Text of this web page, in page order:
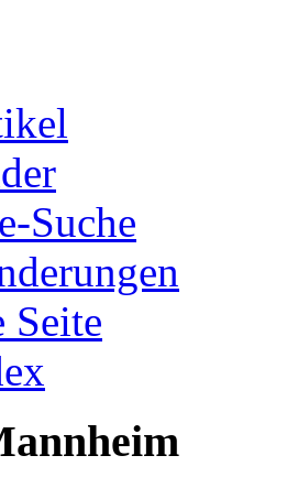
Suche